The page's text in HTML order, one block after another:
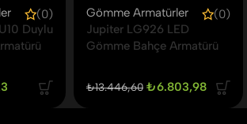
(0)
Duylu
Gömme Armatürler
(0)
Jupiter LG926 LED
Gömme Bahçe Armatürü
₺13.446,60 ₺6.803,98